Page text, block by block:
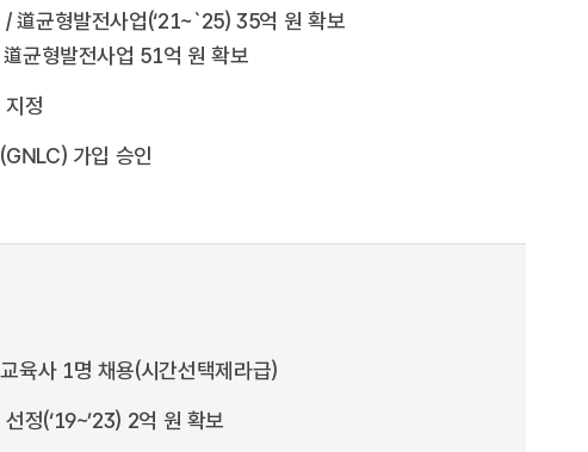
道균형발전사업(‘21~`25) 35억 원 확보
균형발전사업 51억 원 확보
지정
가입 승인
육사 1명 채용(시간선택제라급)
정(‘19~’23) 2억 원 확보